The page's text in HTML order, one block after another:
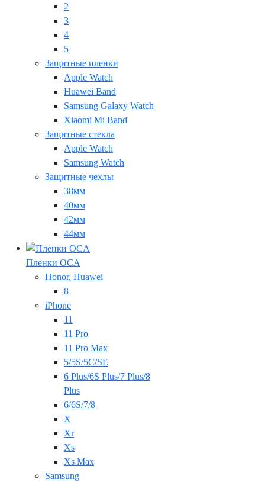
2
3
4
5
Защитные пленки
Apple Watch
Huawei Band
Samsung Galaxy Watch
Xiaomi Mi Band
Защитные стекла
Apple Watch
Samsung Watch
Защитные чехлы
38мм
40мм
42мм
44мм
Пленки OCA
Honor, Huawei
8
iPhone
11
11 Pro
11 Pro Max
5/5S/5C/SE
6 Plus/6S Plus/7 Plus/8
Plus
6/6S/7/8
X
Xr
Xs
Xs Max
Samsung